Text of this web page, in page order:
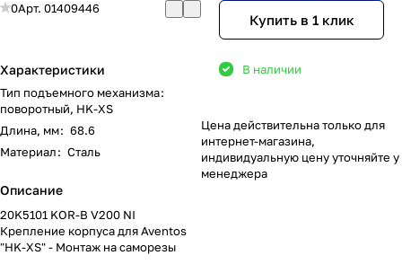
0Арт. 01409446
Характеристики
Тип подъемного механизма:
поворотный, HK-XS
Длина, мм: 68.6
Материал: Сталь
Описание
20K5101 KOR-B V200 NI
Крепление корпуса для Aventos
"HK-XS" - Монтаж на саморезы
Купить в 1 клик
В наличии
Цена действительна только для
интернет-магазина,
индивидуальную цену уточняйте у
менеджера